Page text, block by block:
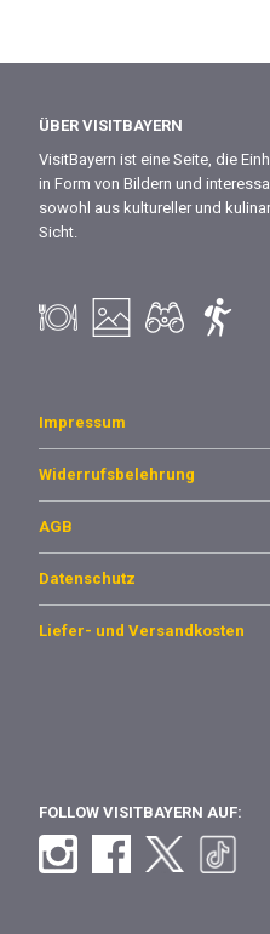
ÜBER VISITBAYERN
VisitBayern ist eine Seite, die
in Form von Bildern und
sowohl aus kultureller und
Sicht.
Impressum
Widerrufsbelehrung
AGB
Datenschutz
Liefer- und Versandkosten
FOLLOW VISITBAYERN AUF: